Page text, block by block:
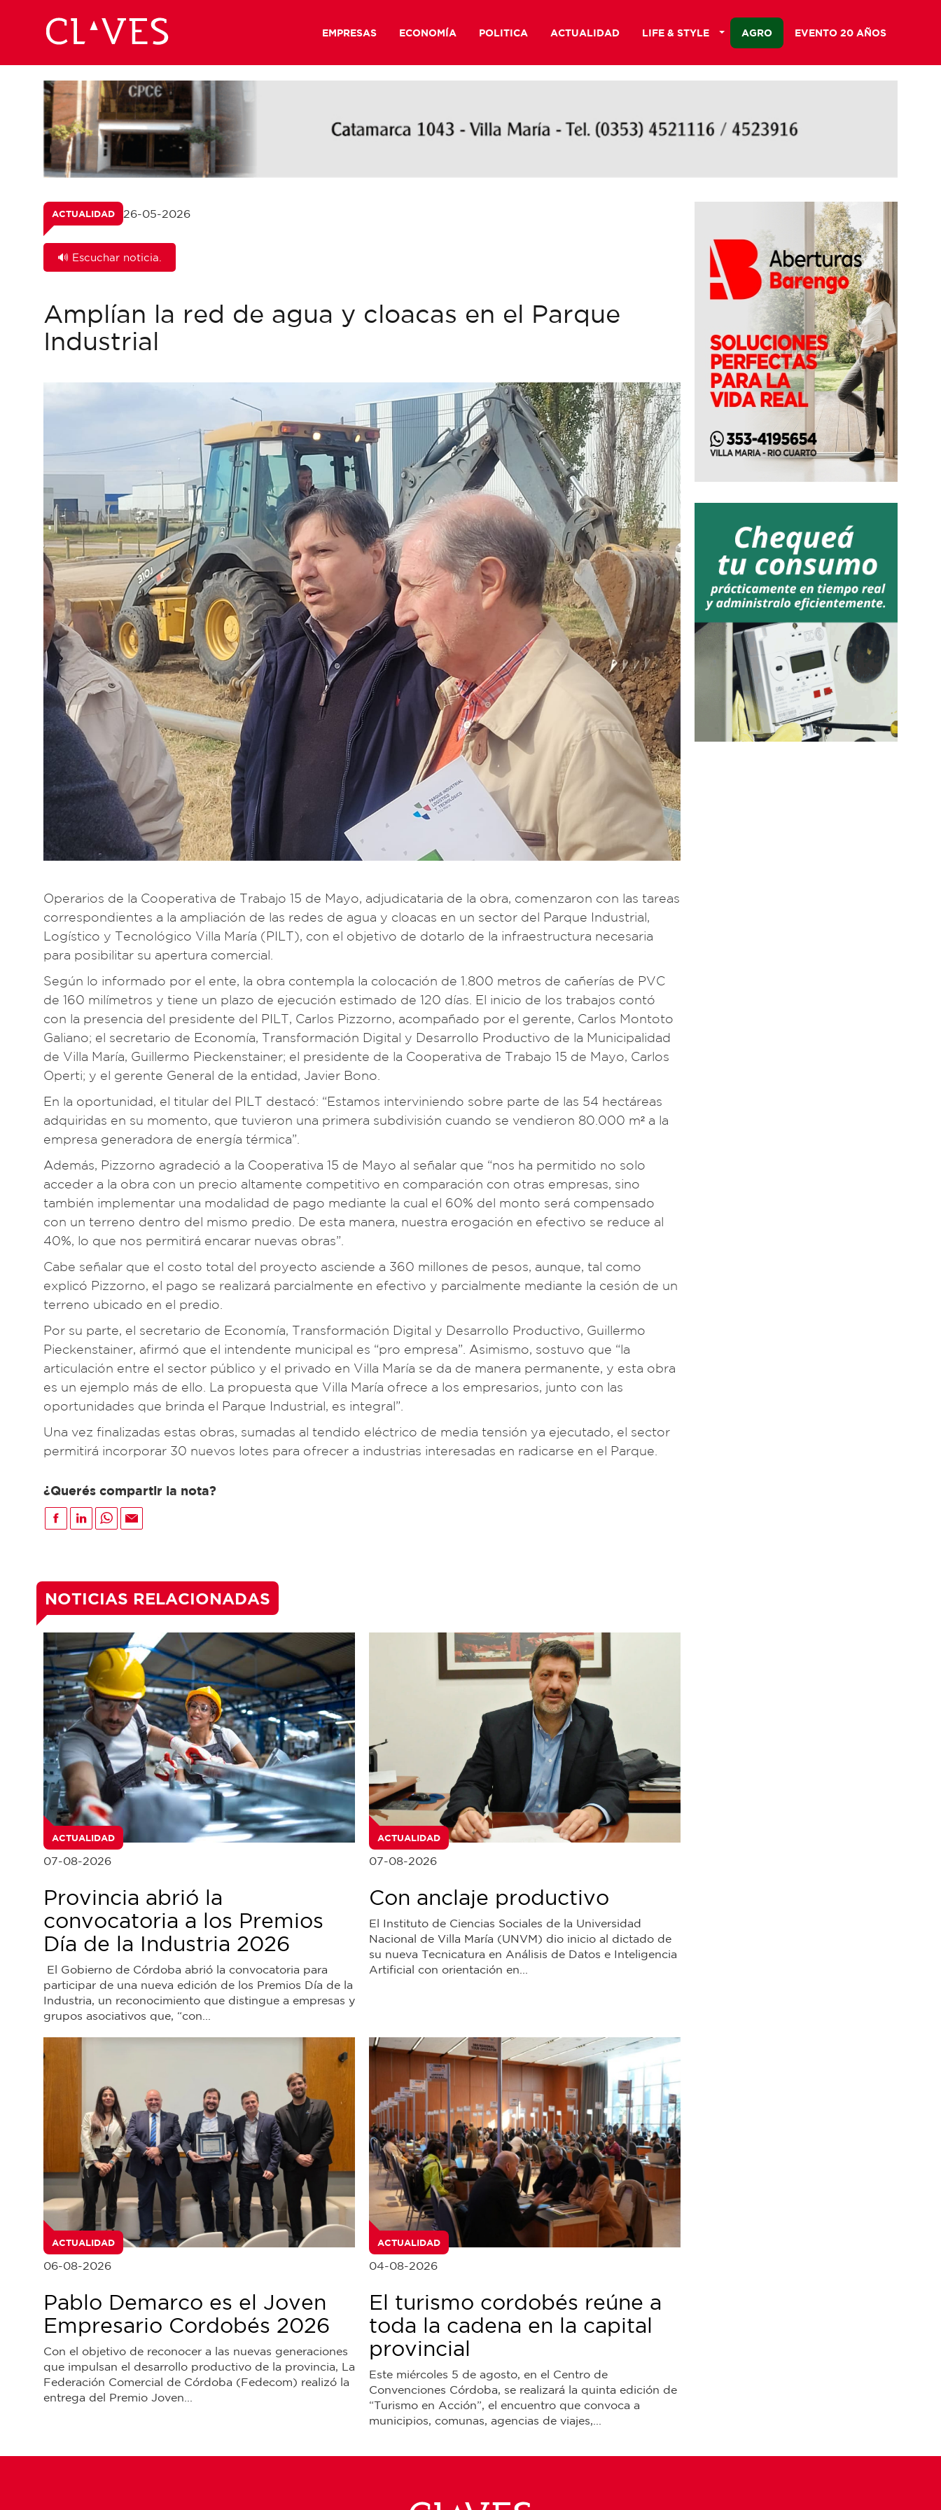
EMPRESAS ECONOMÍA POLITICA ACTUALIDAD LIFE & STYLE AGRO EVENTO 20 AÑOS
ACTUALIDAD 26-05-2026
🔊 Escuchar noticia.
Amplían la red de agua y cloacas en el Parque
Industrial
Operarios de la Cooperativa de Trabajo 15 de Mayo, adjudicataria de la obra, comenzaron con las tareas
correspondientes a la ampliación de las redes de agua y cloacas en un sector del Parque Industrial,
Logístico y Tecnológico Villa María (PILT), con el objetivo de dotarlo de la infraestructura necesaria
para posibilitar su apertura comercial.
Según lo informado por el ente, la obra contempla la colocación de 1.800 metros de cañerías de PVC
de 160 milímetros y tiene un plazo de ejecución estimado de 120 días. El inicio de los trabajos contó
con la presencia del presidente del PILT, Carlos Pizzorno, acompañado por el gerente, Carlos Montoto
Galiano; el secretario de Economía, Transformación Digital y Desarrollo Productivo de la Municipalidad
de Villa María, Guillermo Pieckenstainer; el presidente de la Cooperativa de Trabajo 15 de Mayo, Carlos
Operti; y el gerente General de la entidad, Javier Bono.
En la oportunidad, el titular del PILT destacó: “Estamos interviniendo sobre parte de las 54 hectáreas
adquiridas en su momento, que tuvieron una primera subdivisión cuando se vendieron 80.000 m² a la
empresa generadora de energía térmica”.
Además, Pizzorno agradeció a la Cooperativa 15 de Mayo al señalar que “nos ha permitido no solo
acceder a la obra con un precio altamente competitivo en comparación con otras empresas, sino
también implementar una modalidad de pago mediante la cual el 60% del monto será compensado
con un terreno dentro del mismo predio. De esta manera, nuestra erogación en efectivo se reduce al
40%, lo que nos permitirá encarar nuevas obras”.
Cabe señalar que el costo total del proyecto asciende a 360 millones de pesos, aunque, tal como
explicó Pizzorno, el pago se realizará parcialmente en efectivo y parcialmente mediante la cesión de un
terreno ubicado en el predio.
Por su parte, el secretario de Economía, Transformación Digital y Desarrollo Productivo, Guillermo
Pieckenstainer, afirmó que el intendente municipal es “pro empresa”. Asimismo, sostuvo que “la
articulación entre el sector público y el privado en Villa María se da de manera permanente, y esta obra
es un ejemplo más de ello. La propuesta que Villa María ofrece a los empresarios, junto con las
oportunidades que brinda el Parque Industrial, es integral”.
Una vez finalizadas estas obras, sumadas al tendido eléctrico de media tensión ya ejecutado, el sector
permitirá incorporar 30 nuevos lotes para ofrecer a industrias interesadas en radicarse en el Parque.
¿Querés compartir la nota?
NOTICIAS RELACIONADAS
ACTUALIDAD
07-08-2026
Provincia abrió la
convocatoria a los Premios
Día de la Industria 2026
El Gobierno de Córdoba abrió la convocatoria para
participar de una nueva edición de los Premios Día de la
Industria, un reconocimiento que distingue a empresas y
grupos asociativos que, “con...
ACTUALIDAD
07-08-2026
Con anclaje productivo
El Instituto de Ciencias Sociales de la Universidad
Nacional de Villa María (UNVM) dio inicio al dictado de
su nueva Tecnicatura en Análisis de Datos e Inteligencia
Artificial con orientación en...
ACTUALIDAD
06-08-2026
Pablo Demarco es el Joven
Empresario Cordobés 2026
Con el objetivo de reconocer a las nuevas generaciones
que impulsan el desarrollo productivo de la provincia, La
Federación Comercial de Córdoba (Fedecom) realizó la
entrega del Premio Joven...
ACTUALIDAD
04-08-2026
El turismo cordobés reúne a
toda la cadena en la capital
provincial
Este miércoles 5 de agosto, en el Centro de
Convenciones Córdoba, se realizará la quinta edición de
“Turismo en Acción”, el encuentro que convoca a
municipios, comunas, agencias de viajes,...